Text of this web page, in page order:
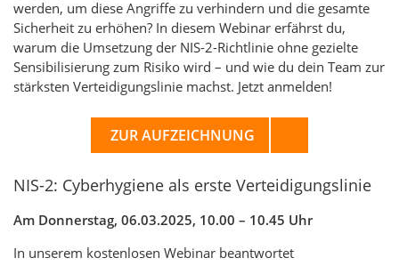
werden, um diese Angriffe zu verhindern und die gesamte
Sicherheit zu erhöhen? In diesem Webinar erfährst du,
warum die Umsetzung der NIS-2-Richtlinie ohne gezielte
Sensibilisierung zum Risiko wird – und wie du dein Team zur
stärksten Verteidigungslinie machst. Jetzt anmelden!
ZUR AUFZEICHNUNG
NIS-2: Cyberhygiene als erste Verteidigungslinie
Am Donnerstag, 06.03.2025, 10.00 – 10.45 Uhr
In unserem kostenlosen Webinar beantwortet